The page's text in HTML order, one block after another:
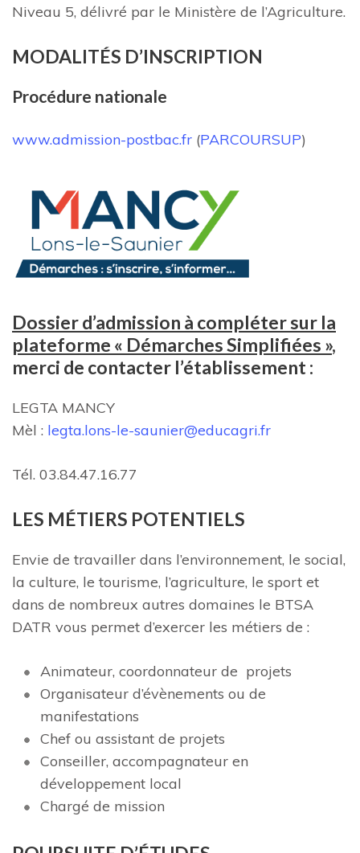
Niveau 5, délivré par le Ministère de l’Agriculture.
MODALITÉS D’INSCRIPTION
Procédure nationale
www.admission-postbac.fr (PARCOURSUP)
Dossier d’admission à compléter sur la
plateforme « Démarches Simplifiées »,
merci de contacter l’établissement :
LEGTA MANCY
Mèl : legta.lons-le-saunier@educagri.fr
Tél. 03.84.47.16.77
LES MÉTIERS POTENTIELS
Envie de travailler dans l’environnement, le social,
la culture, le tourisme, l’agriculture, le sport et
dans de nombreux autres domaines le BTSA
DATR vous permet d’exercer les métiers de :
Animateur, coordonnateur de projets
Organisateur d’évènements ou de
manifestations
Chef ou assistant de projets
Conseiller, accompagnateur en
développement local
Chargé de mission